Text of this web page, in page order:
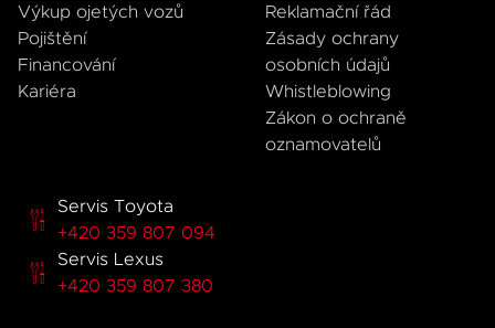
Výkup ojetých vozů
Pojištění
Financování
Kariéra
Reklamační řád
Zásady ochrany
osobních údajů
Whistleblowing
Zákon o ochraně
oznamovatelů
Servis Toyota
+420 359 807 094
Servis Lexus
+420 359 807 380